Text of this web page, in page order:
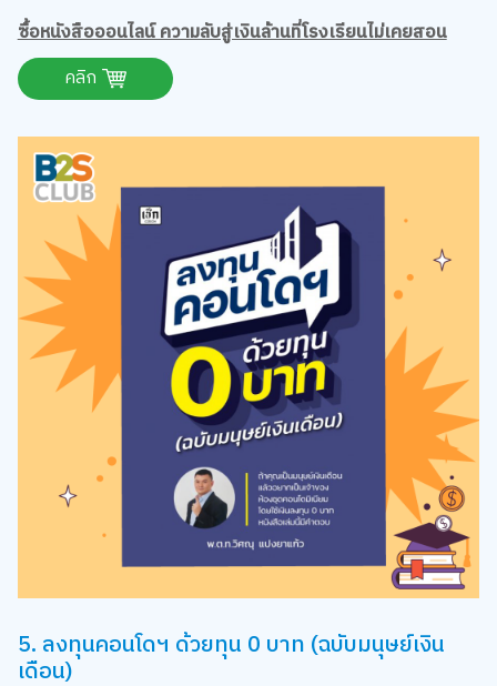
ซื้อหนังสือออนไลน์ ความลับสู่เงินล้านที่โรงเรียนไม่เคยสอน
คลิก
5. ลงทุนคอนโดฯ ด้วยทุน 0 บาท (ฉบับมนุษย์เงิน
เดือน)